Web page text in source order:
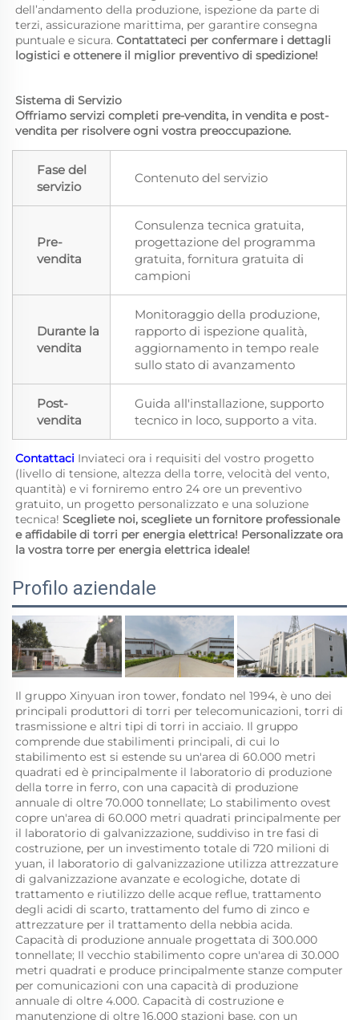
dell’andamento della produzione, ispezione da parte di
terzi, assicurazione marittima, per garantire consegna
puntuale e sicura. Contattateci per confermare i dettagli
logistici e ottenere il miglior preventivo di spedizione!
Sistema di Servizio
Offriamo servizi completi pre-vendita, in vendita e post-
vendita per risolvere ogni vostra preoccupazione.
Fase del
servizio
Contenuto del servizio
Pre-
vendita
Consulenza tecnica gratuita,
progettazione del programma
gratuita, fornitura gratuita di
campioni
Durante la
vendita
Monitoraggio della produzione,
rapporto di ispezione qualità,
aggiornamento in tempo reale
sullo stato di avanzamento
Post-
vendita
Guida all'installazione, supporto
tecnico in loco, supporto a vita.
Contattaci Inviateci ora i requisiti del vostro progetto
(livello di tensione, altezza della torre, velocità del vento,
quantità) e vi forniremo entro 24 ore un preventivo
gratuito, un progetto personalizzato e una soluzione
tecnica! Scegliete noi, scegliete un fornitore professionale
e affidabile di torri per energia elettrica! Personalizzate ora
la vostra torre per energia elettrica ideale!
Profilo aziendale
Il gruppo Xinyuan iron tower, fondato nel 1994, è uno dei
principali produttori di torri per telecomunicazioni, torri di
trasmissione e altri tipi di torri in acciaio. Il gruppo
comprende due stabilimenti principali, di cui lo
stabilimento est si estende su un'area di 60.000 metri
quadrati ed è principalmente il laboratorio di produzione
della torre in ferro, con una capacità di produzione
annuale di oltre 70.000 tonnellate; Lo stabilimento ovest
copre un'area di 60.000 metri quadrati principalmente per
il laboratorio di galvanizzazione, suddiviso in tre fasi di
costruzione, per un investimento totale di 720 milioni di
yuan, il laboratorio di galvanizzazione utilizza attrezzature
di galvanizzazione avanzate e ecologiche, dotate di
trattamento e riutilizzo delle acque reflue, trattamento
degli acidi di scarto, trattamento del fumo di zinco e
attrezzature per il trattamento della nebbia acida.
Capacità di produzione annuale progettata di 300.000
tonnellate; Il vecchio stabilimento copre un'area di 30.000
metri quadrati e produce principalmente stanze computer
per comunicazioni con una capacità di produzione
annuale di oltre 4.000. Capacità di costruzione e
manutenzione di oltre 16.000 stazioni base, con un